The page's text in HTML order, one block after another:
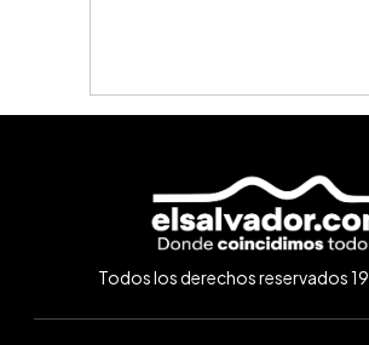
Todos los derechos reservados